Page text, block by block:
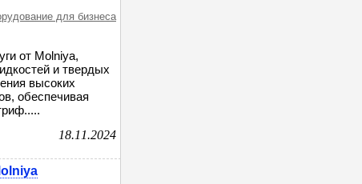
для бизнеса
от Molniya,
и твердых
высоких
обеспечивая
18.11.2024